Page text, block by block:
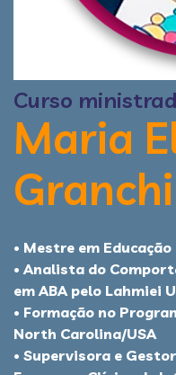
Curso
Maria
• Mestre em
• Analista do
em ABA pelo Lahmiei
• Formação no
North Carolina/USA
• Supervisora e